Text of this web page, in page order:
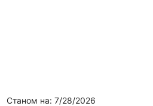
Станом на: 7/28/2026